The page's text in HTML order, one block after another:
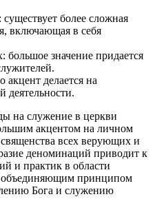
более сложная
включающая в себя
большое значение придается
акцент делается на
деятельности.
на служение в церкви
акцентом на личном
всех верующих и
деноминаций приводит к
и практик в области
объединяющим принципом
Бога и служению